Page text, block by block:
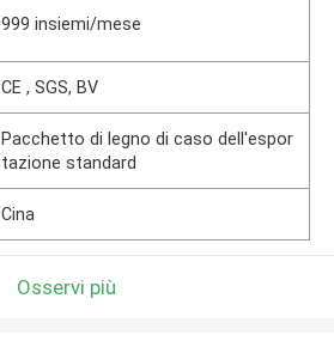
999 insiemi/mese
CE , SGS, BV
Pacchetto di legno di caso dell'espor
tazione standard
Cina
Osservi più